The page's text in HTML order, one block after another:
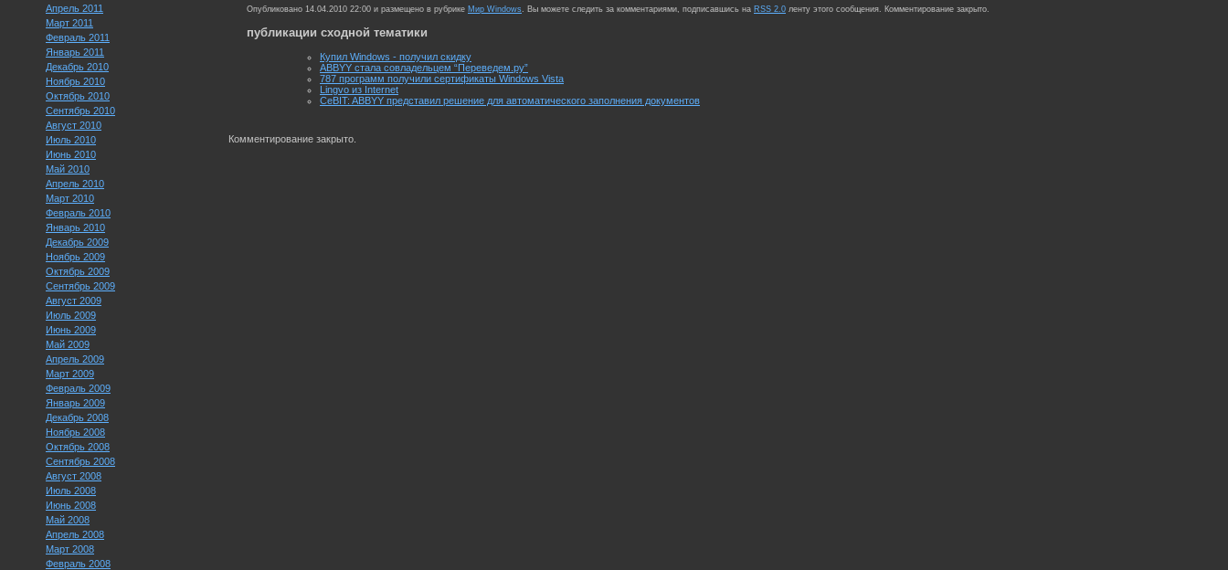
Апрель 2011
Март 2011
Февраль 2011
Январь 2011
Декабрь 2010
Ноябрь 2010
Октябрь 2010
Сентябрь 2010
Август 2010
Июль 2010
Июнь 2010
Май 2010
Апрель 2010
Март 2010
Февраль 2010
Январь 2010
Декабрь 2009
Ноябрь 2009
Октябрь 2009
Сентябрь 2009
Август 2009
Июль 2009
Июнь 2009
Май 2009
Апрель 2009
Март 2009
Февраль 2009
Январь 2009
Декабрь 2008
Ноябрь 2008
Октябрь 2008
Сентябрь 2008
Август 2008
Июль 2008
Июнь 2008
Май 2008
Апрель 2008
Март 2008
Февраль 2008
Опубликовано 14.04.2010 22:00 и размещено в рубрике Мир Windows. Вы можете следить за комментариями, подписавшись на RSS 2.0 ленту этого сообщения. Комментирование закрыто.
публикации сходной тематики
Купил Windows - получил скидку
ABBYY стала совладельцем “Переведем.ру”
787 программ получили сертификаты Windows Vista
Lingvo из Internet
CeBIT: ABBYY представил решение для автоматического заполнения документов
Комментирование закрыто.